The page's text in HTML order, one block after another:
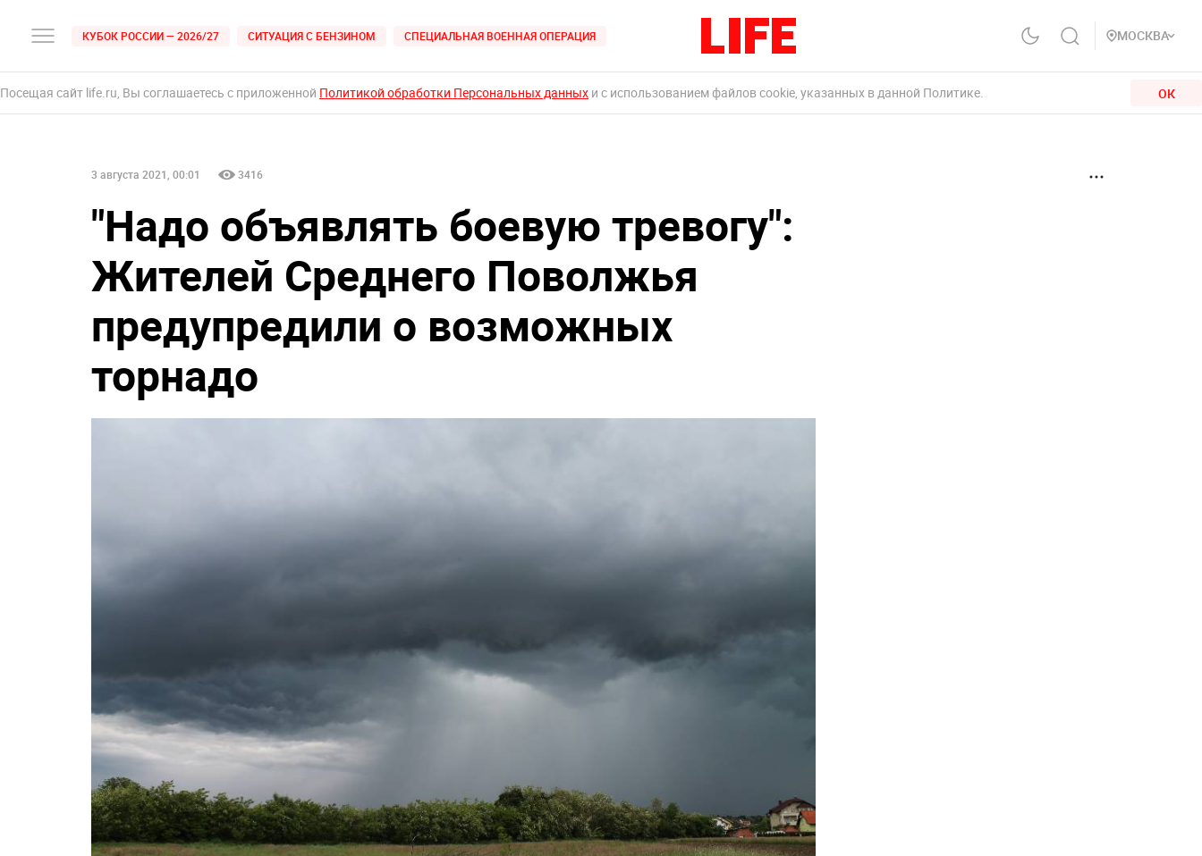
КУБОК РОССИИ — 2026/27 СИТУАЦИЯ С БЕНЗИНОМ СПЕЦИАЛЬНАЯ ВОЕННАЯ ОПЕРАЦИЯ МОСКВА
Посещая сайт life.ru, Вы соглашаетесь с приложенной Политикой обработки Персональных данных и с использованием файлов cookie, указанных в данной Политике. ОК
3 августа 2021, 00:01 3416
"Надо объявлять боевую тревогу":
Жителей Среднего Поволжья
предупредили о возможных
торнадо